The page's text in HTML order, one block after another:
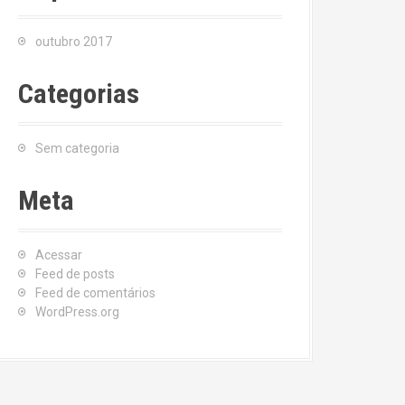
outubro 2017
Categorias
Sem categoria
Meta
Acessar
Feed de posts
Feed de comentários
WordPress.org